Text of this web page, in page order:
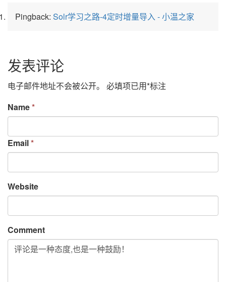
Pingback: Solr学习之路-4定时增量导入 - 小温之家
发表评论
电子邮件地址不会被公开。 必填项已用*标注
Name *
Email *
Website
Comment